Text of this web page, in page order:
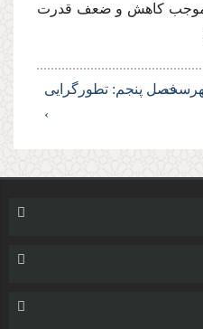
موجب كاهش و ضعف قدرت
فصل پنجم: تطورگرایی
›